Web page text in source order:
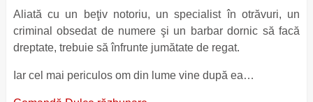
Aliată cu un beţiv notoriu, un specialist în otrăvuri, un
criminal obsedat de numere şi un barbar dornic să facă
dreptate, trebuie să înfrunte jumătate de regat.
Iar cel mai periculos om din lume vine după ea…